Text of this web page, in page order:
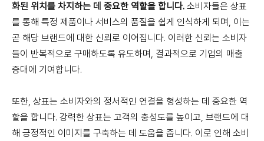
화된 위치를 차지하는 데 중요한 역할을 합니다. 소비자들은 상표
를 통해 특정 제품이나 서비스의 품질을 쉽게 인식하게 되며, 이는
곧 해당 브랜드에 대한 신뢰로 이어집니다. 이러한 신뢰는 소비자
들이 반복적으로 구매하도록 유도하며, 결과적으로 기업의 매출
증대에 기여합니다.
또한, 상표는 소비자와의 정서적인 연결을 형성하는 데 중요한 역
할을 합니다. 강력한 상표는 고객의 충성도를 높이고, 브랜드에 대
해 긍정적인 이미지를 구축하는 데 도움을 줍니다. 이로 인해 소비